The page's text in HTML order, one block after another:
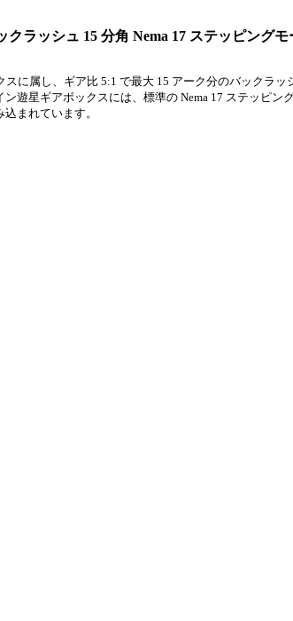
ラッシュ 15 分角 Nema 17 ステッピングモ
に属し、ギア比 5:1 で最大 15 アーク分のバックラ
遊星ギアボックスには、標準の Nema 17 ステッピン
まれています。